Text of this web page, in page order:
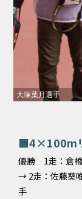
大塚葉月選手
■4×100m
優勝 1走：倉橋
→ 2走：佐藤葵
手